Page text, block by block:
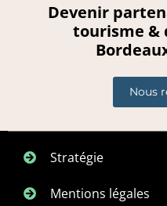
Devenir
tourisme &
Nous
Stratégie
Mentions légales